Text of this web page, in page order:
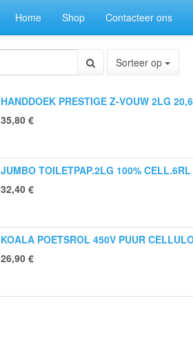
Home Shop Contacteer ons
Sorteer op
HANDDOEK PRESTIGE Z-VOUW 2LG
35,80€
JUMBO TOILETPAP.2LG 100% CELL.6RL
32,40€
KOALA POETSROL 450V PUUR
26,90€